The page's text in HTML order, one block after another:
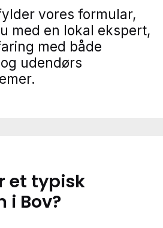
vores formular,
med en lokal ekspert,
med både
udendørs
et typisk
i Bov?